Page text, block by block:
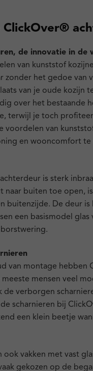
ClickOver®
de innovatie in de
van kunststof
zonder het gedoe van
van je oude kozijn
over het bestaande
terwijl je toch
voordelen van
en wooncomfort te
is sterk
naar buiten toe open,
buitenzijde. De deur
een basismodel
van montage
mensen veel
de verborgen
de scharnieren bij
een klein beetje
ook vakken met vast
gekozen op de